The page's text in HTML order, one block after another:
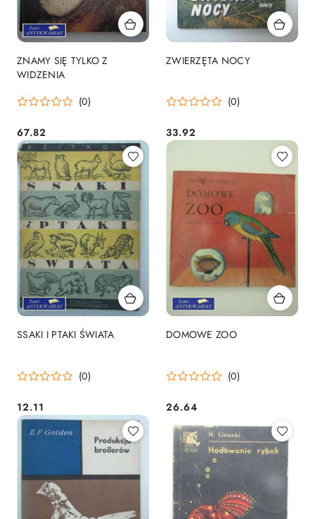
ZNAMY SIĘ TYLKO Z
WIDZENIA
(0)
Cena:
67.82
ZWIERZĘTA NOCY
(0)
Cena:
33.92
SSAKI I PTAKI ŚWIATA
(0)
Cena:
12.11
DOMOWE ZOO
(0)
Cena:
26.64